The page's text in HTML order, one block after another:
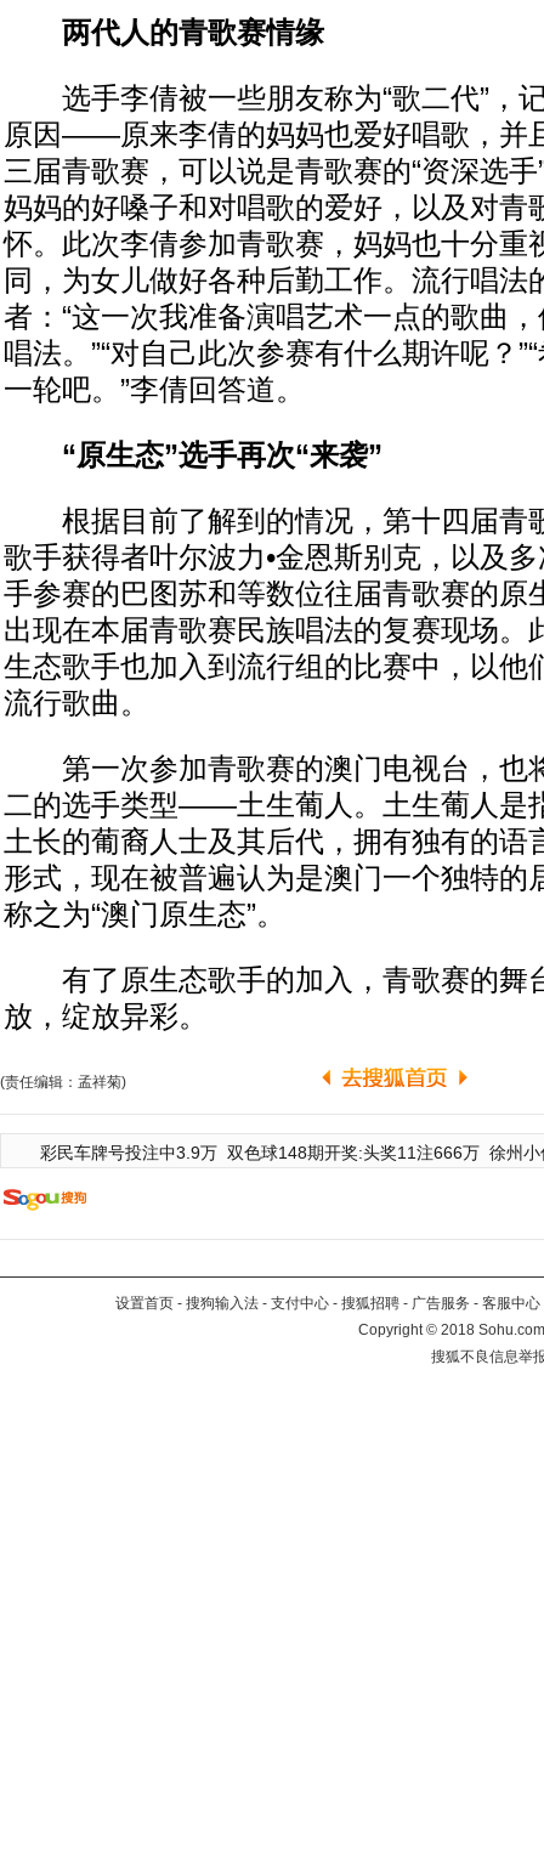
两代人的青歌赛情缘
选手李倩被一些朋友称为“歌二代”，
原因——原来李倩的妈妈也爱好唱歌，并
三届青歌赛，可以说是青歌赛的“资深选
妈妈的好嗓子和对唱歌的爱好，以及对青
怀。此次李倩参加青歌赛，妈妈也十分重
同，为女儿做好各种后勤工作。流行唱法
者：“这一次我准备演唱艺术一点的歌曲
唱法。”“对自己此次参赛有什么期许呢？
一轮吧。”李倩回答道。
“原生态”选手再次“来袭”
根据目前了解到的情况，第十四届青
歌手获得者叶尔波力•金恩斯别克，以及
手参赛的巴图苏和等数位往届青歌赛的原
出现在本届青歌赛民族唱法的复赛现场。
生态歌手也加入到流行组的比赛中，以他
流行歌曲。
第一次参加青歌赛的澳门电视台，也
二的选手类型——土生葡人。土生葡人是
土长的葡裔人士及其后代，拥有独有的语
形式，现在被普遍认为是澳门一个独特的
称之为“澳门原生态”。
有了原生态歌手的加入，青歌赛的舞
放，绽放异彩。
(责任编辑：孟祥菊)
彩民车牌号投注中3.9万 双色球148期开奖:头奖11注666万 徐州
设置首页 - 搜狗输入法 - 支付中心 - 搜狐招聘 - 广告服务 - 客服中心
Copyright©2018
搜狐不良信息举